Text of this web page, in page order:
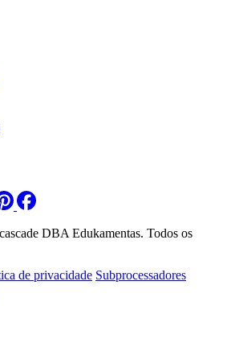
DBA Edukamentas. Todos os
de privacidade Subprocessadores